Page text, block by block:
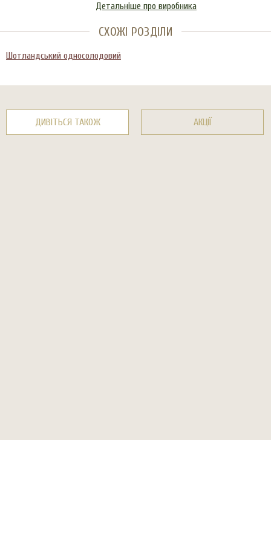
Детальніше про виробника
СХОЖІ РОЗДІЛИ
Шотландський односолодовий
ДИВІТЬСЯ ТАКОЖ АКЦІЇ